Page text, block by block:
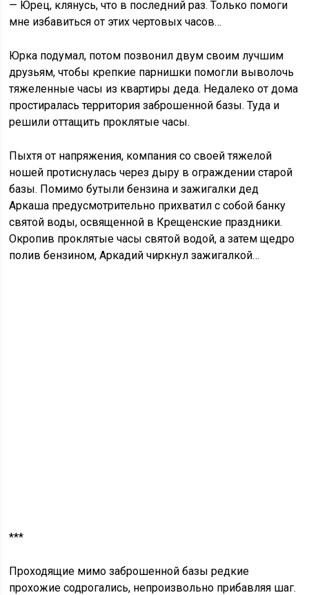
— Юрец, клянусь, что в последний раз. Только помоги
мне избавиться от этих чертовых часов…
Юрка подумал, потом позвонил двум своим лучшим
друзьям, чтобы крепкие парнишки помогли выволочь
тяжеленные часы из квартиры деда. Недалеко от дома
простиралась территория заброшенной базы. Туда и
решили оттащить проклятые часы.
Пыхтя от напряжения, компания со своей тяжелой
ношей протиснулась через дыру в ограждении старой
базы. Помимо бутыли бензина и зажигалки дед
Аркаша предусмотрительно прихватил с собой банку
святой воды, освященной в Крещенские праздники.
Окропив проклятые часы святой водой, а затем щедро
полив бензином, Аркадий чиркнул зажигалкой…
***
Проходящие мимо заброшенной базы редкие
прохожие содрогались, непроизвольно прибавляя шаг.